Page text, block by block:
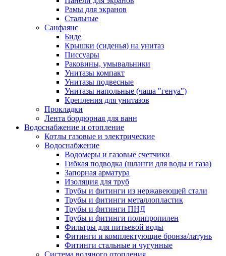
Рамы для экранов
Стальные
Санфаянс
Биде
Крышки (сиденья) на унитаз
Писсуары
Раковины, умывальники
Унитазы компакт
Унитазы подвесные
Унитазы напольные (чаша "генуа")
Крепления для унитазов
Прокладки
Лента бордюрная для ванн
Водоснабжение и отопление
Котлы газовые и электрические
Водоснабжение
Водомеры и газовые счетчики
Гибкая подводка (шланги для воды и газа)
Запорная арматура
Изоляция для труб
Трубы и фитинги из нержавеющей стали
Трубы и фитинги металлопластик
Трубы и фитинги ПНД
Трубы и фитинги полипропилен
Фильтры для питьевой воды
Фитинги и комплектующие бронза/латунь
Фитинги стальные и чугунные
Система водяного отопления